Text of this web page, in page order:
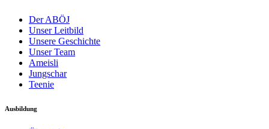
Der ABÖJ
Unser Leitbild
Unsere Geschichte
Unser Team
Ameisli
Jungschar
Teenie
Ausbildung